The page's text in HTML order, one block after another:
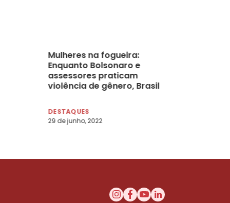
Mulheres na fogueira:
Enquanto Bolsonaro e
assessores praticam
violência de gênero, Brasil
DESTAQUES
29 de junho, 2022